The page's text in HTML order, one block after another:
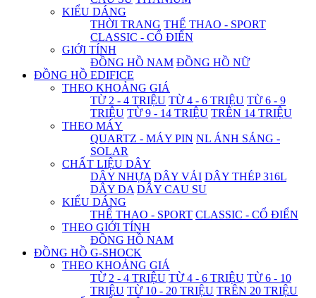
KIỂU DÁNG
THỜI TRANG THỂ THAO - SPORT
CLASSIC - CỔ ĐIỂN
GIỚI TÍNH
ĐỒNG HỒ NAM ĐỒNG HỒ NỮ
ĐỒNG HỒ EDIFICE
THEO KHOẢNG GIÁ
TỪ 2 - 4 TRIỆU TỪ 4 - 6 TRIỆU TỪ 6 - 9
TRIỆU TỪ 9 - 14 TRIỆU TRÊN 14 TRIỆU
THEO MÁY
QUARTZ - MÁY PIN NL ÁNH SÁNG -
SOLAR
CHẤT LIỆU DÂY
DÂY NHỰA DÂY VẢI DÂY THÉP 316L
DÂY DA DÂY CAU SU
KIỂU DÁNG
THỂ THAO - SPORT CLASSIC - CỔ ĐIỂN
THEO GIỚI TÍNH
ĐỒNG HỒ NAM
ĐỒNG HỒ G-SHOCK
THEO KHOẢNG GIÁ
TỪ 2 - 4 TRIỆU TỪ 4 - 6 TRIỆU TỪ 6 - 10
TRIỆU TỪ 10 - 20 TRIỆU TRÊN 20 TRIỆU